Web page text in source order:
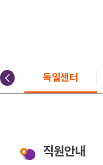
독일센터
직원안내